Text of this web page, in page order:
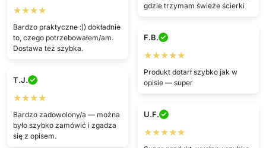
gdzie trzymam świeże ścierki
★★★★
Bardzo praktyczne :)) dokładnie
to, czego potrzebowałem/am.
Dostawa też szybka.
F.B.
★★★★★
Produkt dotarł szybko jak w
opisie — super
T.J.
★★★★
Bardzo zadowolony/a — można
było szybko zamówić i zgadza
się z opisem.
U.F.
★★★★★